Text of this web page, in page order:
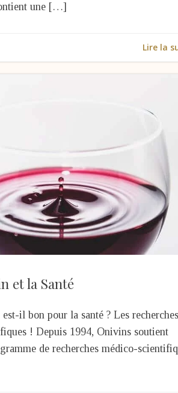
une […]
Lire la
et la Santé
il bon pour la santé ? Les
! Depuis 1994, Onivins soutient
de recherches médico-